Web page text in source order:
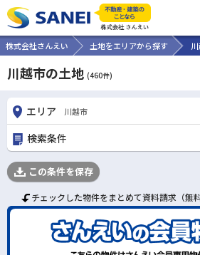
株式会社さんえい 土地をエリアから探す
川越市の土地 (460件)
エリア 川越市
検索条件
この条件を保存
チェックした物件をまとめて資料請求（無料